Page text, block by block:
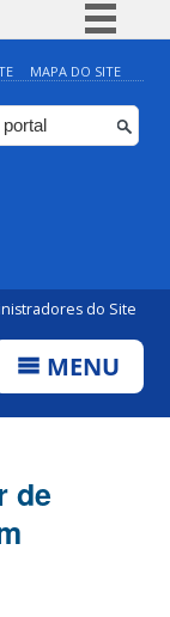
BR
MAPA DO SITE
do Site
MENU
de